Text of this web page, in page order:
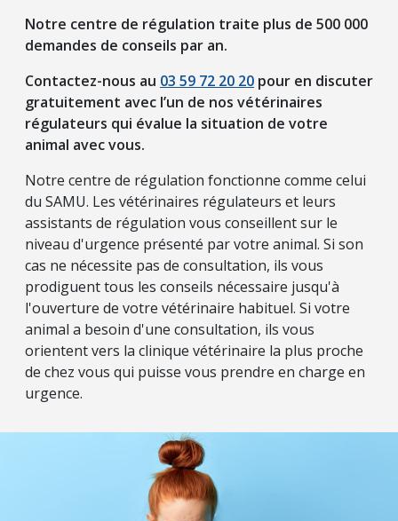
Notre centre de régulation traite plus de 500 000
demandes de conseils par an.
Contactez-nous au 03 59 72 20 20 pour en discuter
gratuitement avec l’un de nos vétérinaires
régulateurs qui évalue la situation de votre
animal avec vous.
Notre centre de régulation fonctionne comme celui
du SAMU. Les vétérinaires régulateurs et leurs
assistants de régulation vous conseillent sur le
niveau d'urgence présenté par votre animal. Si son
cas ne nécessite pas de consultation, ils vous
prodiguent tous les conseils nécessaire jusqu'à
l'ouverture de votre vétérinaire habituel. Si votre
animal a besoin d'une consultation, ils vous
orientent vers la clinique vétérinaire la plus proche
de chez vous qui puisse vous prendre en charge en
urgence.